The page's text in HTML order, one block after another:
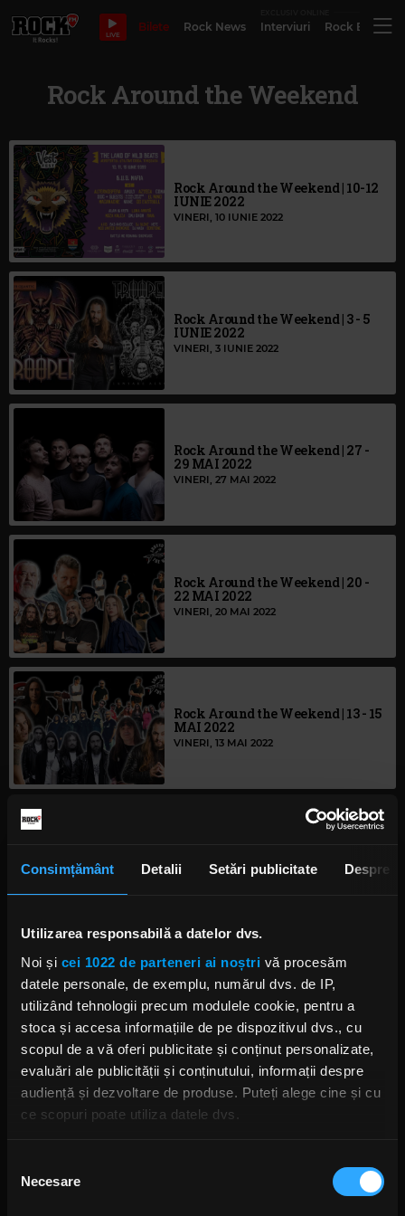
Consimțământ Detalii Setări publicitate Despre
Utilizarea responsabilă a datelor dvs.
Noi și cei 1022 de parteneri ai noștri vă procesăm
datele personale, de exemplu, numărul dvs. de IP,
utilizând tehnologii precum modulele cookie, pentru a
stoca și accesa informațiile de pe dispozitivul dvs., cu
scopul de a vă oferi publicitate și conținut personalizate,
evaluări ale publicității și conținutului, informații despre
audiență și dezvoltare de produse. Puteți alege cine și cu
ce scopuri poate utiliza datele dvs.
Să colectăm informațiile cu privire la locația dvs.
consimțământului
Necesare
LIVE
Bilete Rock News Interviuri Rock
Rock Around the Weekend
Rock Around the Weekend | 10-12
IUNIE 2022
VINERI, 10 IUNIE 2022
Rock Around the Weekend | 3 - 5
IUNIE 2022
VINERI, 3 IUNIE 2022
Rock Around the Weekend | 27 -
29 MAI 2022
VINERI, 27 MAI 2022
Rock Around the Weekend | 20 -
22 MAI 2022
VINERI, 20 MAI 2022
Rock Around the Weekend | 13 - 15
MAI 2022
VINERI, 13 MAI 2022
VINERI, 6 MAI 2022
Rock Around the Weekend | 29
APRILIE – 1 MAI 2022
VINERI, 29 APRILIE 2022
Rock Around the Weekend | 15 - 17
Aprilie 2022